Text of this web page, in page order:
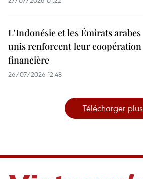
L'Indonésie et les Émirats arabes
unis renforcent leur coopération
financière
26/07/2026 12:48
Télécharger plus